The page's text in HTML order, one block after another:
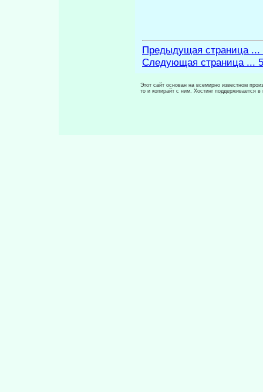
Предыдущая страница ...
Следующая страница ...
Этот сайт основан на всемирно известном
то и копирайт с ним. Хостинг поддерживается